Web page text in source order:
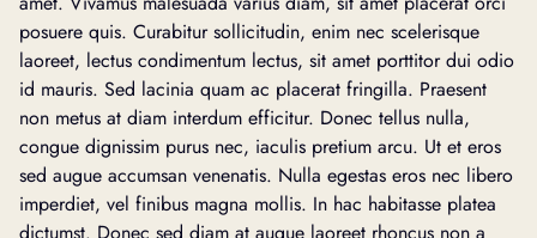
posuere quis. Curabitur sollicitudin, enim nec scelerisque
laoreet, lectus condimentum lectus, sit amet porttitor dui odio
id mauris. Sed lacinia quam ac placerat fringilla. Praesent
non metus at diam interdum efficitur. Donec tellus nulla,
congue dignissim purus nec, iaculis pretium arcu. Ut et eros
sed augue accumsan venenatis. Nulla egestas eros nec libero
imperdiet, vel finibus magna mollis. In hac habitasse platea